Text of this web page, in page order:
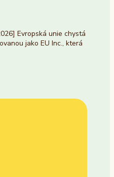
Evropská unie chystá
jako EU Inc., která